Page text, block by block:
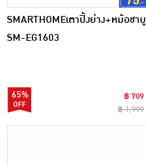
SMARTHOMEเตาปิ้งย่าง+หม้อชาบู
SM-EG1603
65%
฿ 709
฿ 1,999